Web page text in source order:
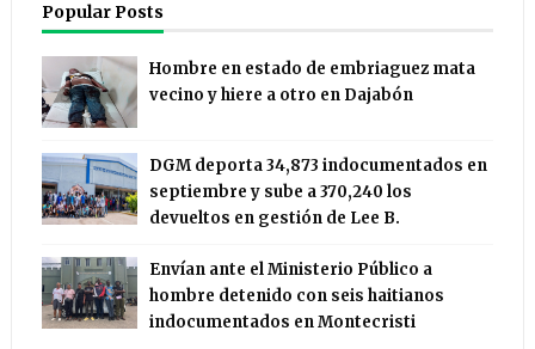
Popular Posts
Hombre en estado de embriaguez mata
vecino y hiere a otro en Dajabón
DGM deporta 34,873 indocumentados en
septiembre y sube a 370,240 los
devueltos en gestión de Lee B.
Envían ante el Ministerio Público a
hombre detenido con seis haitianos
indocumentados en Montecristi